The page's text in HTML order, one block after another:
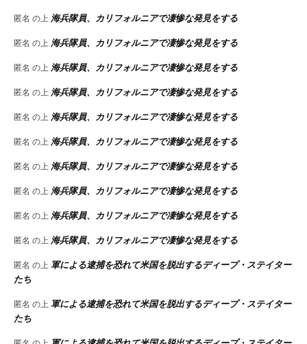
匿名 の上 海兵隊員、カリフォルニアで凄惨な発見をする
匿名 の上 海兵隊員、カリフォルニアで凄惨な発見をする
匿名 の上 海兵隊員、カリフォルニアで凄惨な発見をする
匿名 の上 海兵隊員、カリフォルニアで凄惨な発見をする
匿名 の上 海兵隊員、カリフォルニアで凄惨な発見をする
匿名 の上 海兵隊員、カリフォルニアで凄惨な発見をする
匿名 の上 海兵隊員、カリフォルニアで凄惨な発見をする
匿名 の上 海兵隊員、カリフォルニアで凄惨な発見をする
匿名 の上 海兵隊員、カリフォルニアで凄惨な発見をする
匿名 の上 海兵隊員、カリフォルニアで凄惨な発見をする
匿名 の上 軍による逮捕を恐れて米国を脱出するディープ・ステイター
たち
匿名 の上 軍による逮捕を恐れて米国を脱出するディープ・ステイター
たち